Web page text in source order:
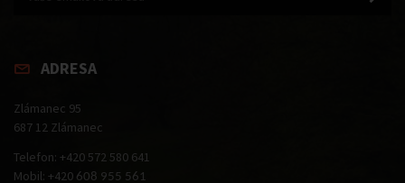
ADRESA
Zlámanec 95
687 12 Zlámanec
Telefon: +420 572 580 641
Mobil: +420 608 955 561